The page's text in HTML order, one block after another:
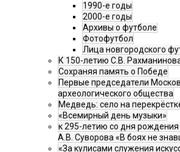
1990-е годы
2000-е годы
Архивы о футболе
Фотофутбол
Лица новгородского
К 150-летию С.В.
Сохраняя память о Победе
Первые председатели
археологического общества
Медведь: село на
«Всемирный день музыки»
к 295-летию со дня рождения
А.В. Суворова «В боях не
«За кулисами служения